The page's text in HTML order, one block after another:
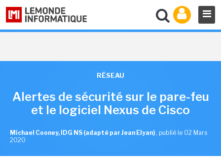
RÉSEAU
Alertes de sécurité sur le pare-feu
et le logiciel Nexus de Cisco
Michael Cooney, IDG NS (adapté par Jean Elyan) , publié le 02 Mars
2020